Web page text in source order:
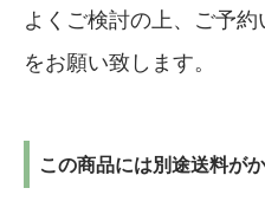
よくご検討の上、ご予
をお願い致します。
この商品には別途送料が